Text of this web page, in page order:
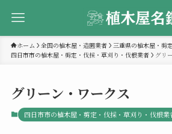
ホーム 全国の植木屋・造園業者
三重県の植木屋・剪
四日市市の植木屋・剪定・伐採・草刈り・伐根業者
グリ
グリーン・ワークス
四日市市の植木屋・剪定・伐採・草刈り・伐根業